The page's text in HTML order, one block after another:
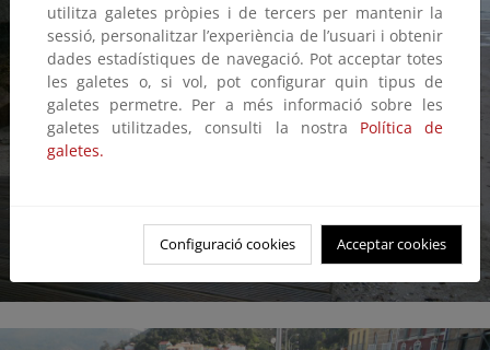
utilitza galetes pròpies i de tercers per mantenir la
sessió, personalitzar l’experiència de l’usuari i obtenir
dades estadístiques de navegació. Pot acceptar totes
les galetes o, si vol, pot configurar quin tipus de
galetes permetre. Per a més informació sobre les
galetes utilitzades, consulti la nostra Política de
galetes.
Configuració cookies Acceptar cookies